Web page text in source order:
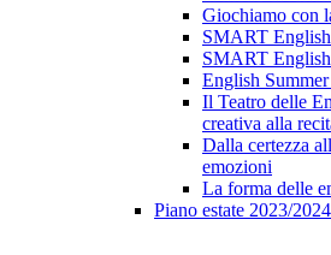
Giochiamo con
SMART English
SMART
English
Il Teatro delle
creativa alla
Dalla certezza
emozioni
La forma delle
Piano estate 2023/